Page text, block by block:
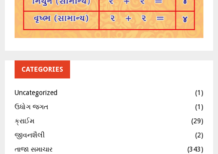
CATEGORIES
Uncategorized
(1)
ઉધોગ જગત
(1)
ક્રાઈમ
(29)
જીવનશૈલી
(2)
તાજા સમાચાર
(343)